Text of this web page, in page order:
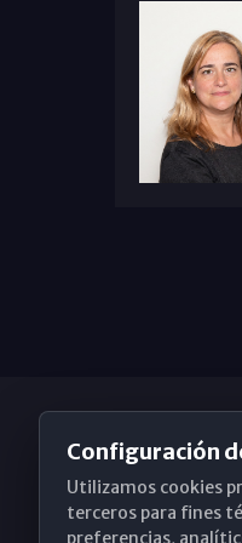
Configuración
Utilizamos cookies
terceros para fines
preferencias,